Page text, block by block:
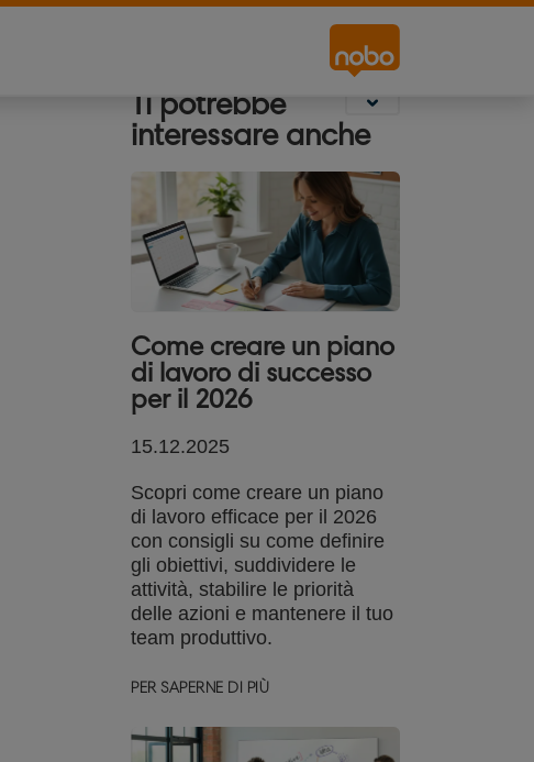
Lavagne Da
Scrivania
Ti potrebbe
interessare anche
Come creare un piano
di lavoro di successo
per il 2026
15.12.2025
Scopri come creare un piano
di lavoro efficace per il 2026
con consigli su come definire
gli obiettivi, suddividere le
attività, stabilire le priorità
delle azioni e mantenere il tuo
team produttivo.
PER SAPERNE DI PIÙ